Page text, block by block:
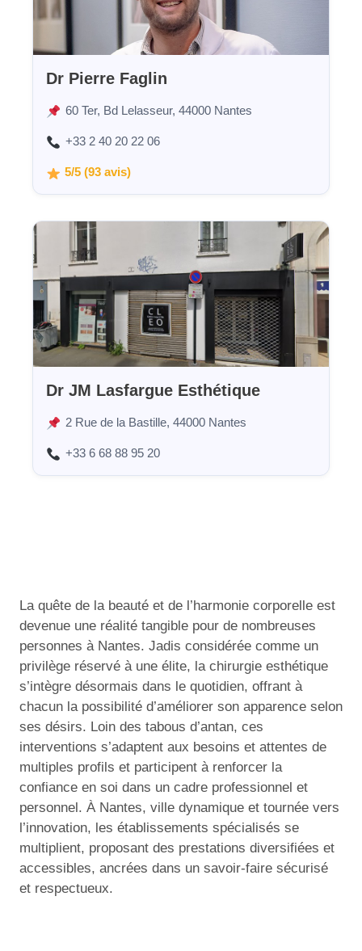
Dr Pierre Faglin
60 Ter, Bd Lelasseur, 44000 Nantes
+33 2 40 20 22 06
5/5 (93 avis)
Dr JM Lasfargue Esthétique
2 Rue de la Bastille, 44000 Nantes
+33 6 68 88 95 20
La quête de la beauté et de l’harmonie corporelle est
devenue une réalité tangible pour de nombreuses
personnes à Nantes. Jadis considérée comme un
privilège réservé à une élite, la chirurgie esthétique
s’intègre désormais dans le quotidien, offrant à
chacun la possibilité d’améliorer son apparence selon
ses désirs. Loin des tabous d’antan, ces
interventions s’adaptent aux besoins et attentes de
multiples profils et participent à renforcer la
confiance en soi dans un cadre professionnel et
personnel. À Nantes, ville dynamique et tournée vers
l’innovation, les établissements spécialisés se
multiplient, proposant des prestations diversifiées et
accessibles, ancrées dans un savoir-faire sécurisé
et respectueux.